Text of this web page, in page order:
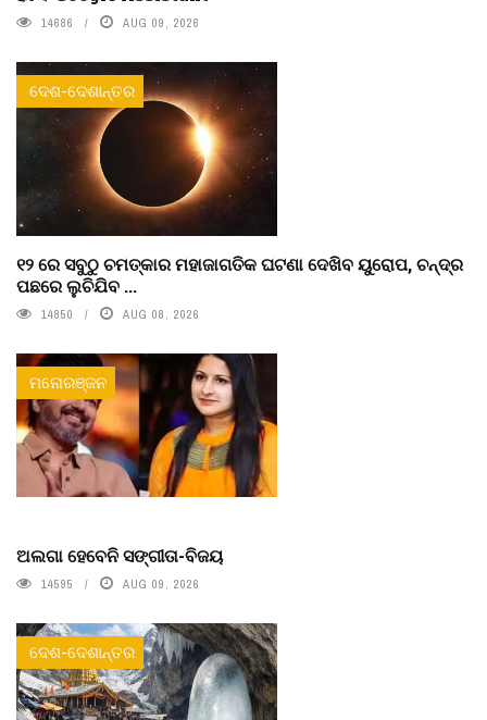
14686 AUG 09, 2026
ଦେଶ-ଦେଶାନ୍ତର
୧୨ ରେ ସବୁଠୁ ଚମତ୍କାର ମହାଜାଗତିକ ଘଟଣା ଦେଖିବ ୟୁରୋପ, ଚନ୍ଦ୍ର
ପଛରେ ଲୁଚିଯିବ ...
14850 AUG 08, 2026
ମନୋରଞ୍ଜନ
ଅଲଗା ହେବେନି ସଙ୍ଗୀତା-ବିଜୟ
14595 AUG 09, 2026
ଦେଶ-ଦେଶାନ୍ତର